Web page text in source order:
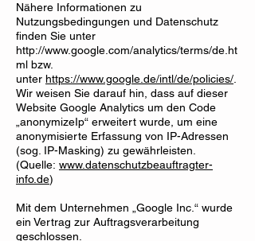
Nähere Informationen zu
Nutzungsbedingungen und Datenschutz
finden Sie unter
http://www.google.com/analytics/terms/de.ht
ml bzw.
unter https://www.google.de/intl/de/policies/
Wir weisen Sie darauf hin, dass auf dieser
Website Google Analytics um den Code
„anonymizeIp“ erweitert wurde, um eine
anonymisierte Erfassung von IP-Adressen
(sog. IP-Masking) zu gewährleisten.
(Quelle: www.datenschutzbeauftragter-
info.de)
Mit dem Unternehmen „Google Inc.“ wurde
ein Vertrag zur Auftragsverarbeitung
geschlossen.